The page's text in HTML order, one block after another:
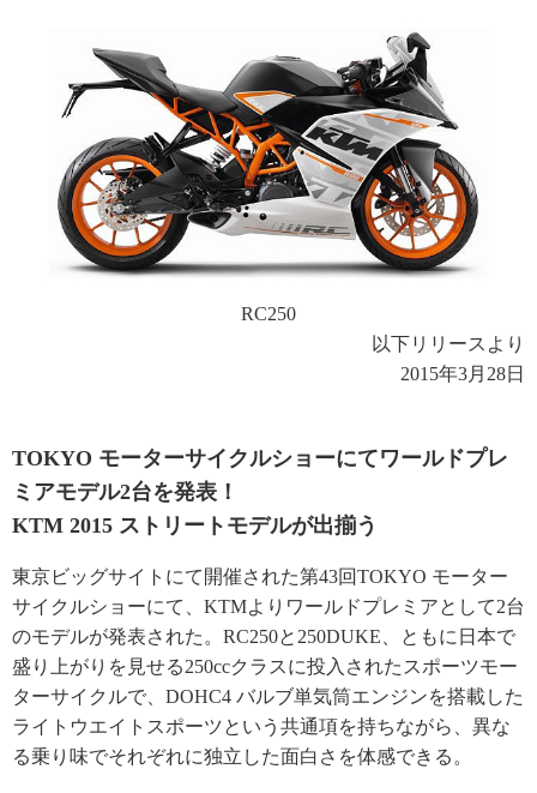
RC250
以下リリースより
2015年3月28日
TOKYO モーターサイクルショーにてワールドプレ
ミアモデル2台を発表！
KTM 2015 ストリートモデルが出揃う
東京ビッグサイトにて開催された第43回TOKYO モーター
サイクルショーにて、KTMよりワールドプレミアとして2台
のモデルが発表された。RC250と250DUKE、ともに日本で
盛り上がりを見せる250ccクラスに投入されたスポーツモー
ターサイクルで、DOHC4 バルブ単気筒エンジンを搭載した
ライトウエイトスポーツという共通項を持ちながら、異な
る乗り味でそれぞれに独立した面白さを体感できる。